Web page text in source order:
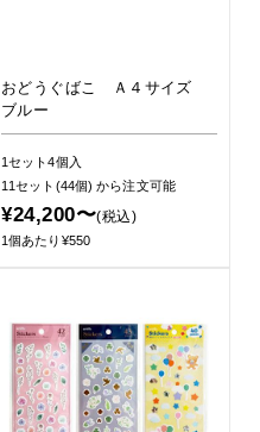
おどうぐばこ Ａ４サイズ
ブルー
1セット4個入
11セット(44個)から注文可能
¥24,200〜(税込)
1個あたり¥550